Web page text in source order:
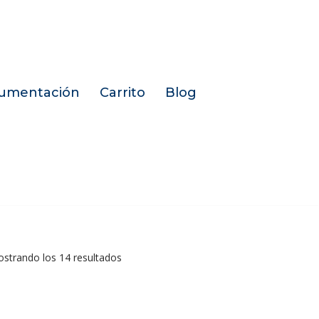
Carrito Blog
los 14 resultados